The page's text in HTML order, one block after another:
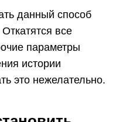
данный способ
все
параметры
истории
это нежелательно.